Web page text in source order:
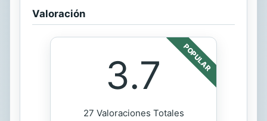
Valoración
POPULAR
3.7
27 Valoraciones Totales